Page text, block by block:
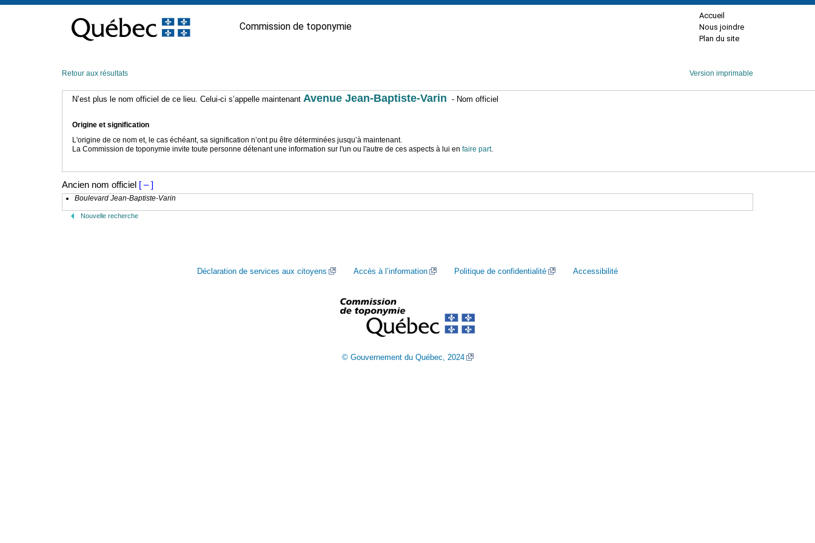
contenu
Commission de toponymie
Accueil
Nous joindre
Plan du site
Retour aux résultats Version imprimable
N’est plus le nom officiel de ce lieu. Celui-ci s’appelle maintenant Avenue Jean-Baptiste-Varin - Nom officiel
Origine et signification
L'origine de ce nom et, le cas échéant, sa signification n’ont pu être déterminées jusqu’à maintenant.
La Commission de toponymie invite toute personne détenant une information sur l'un ou l'autre de ces aspects à lui en faire part.
Ancien nom officiel [ – ]
Boulevard Jean-Baptiste-Varin
Nouvelle recherche
Déclaration de services aux citoyens Accès à l’information Politique de confidentialité Accessibilité
© Gouvernement du Québec, 2024